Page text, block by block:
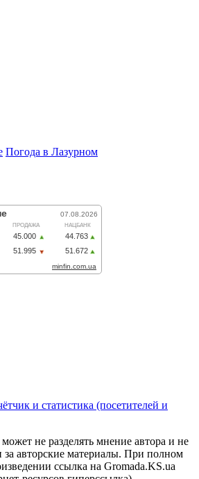
Погода в Лазурном
не разделять мнение автора и не
за авторские материалы. При полном
ссылка на Gromada.KS.ua